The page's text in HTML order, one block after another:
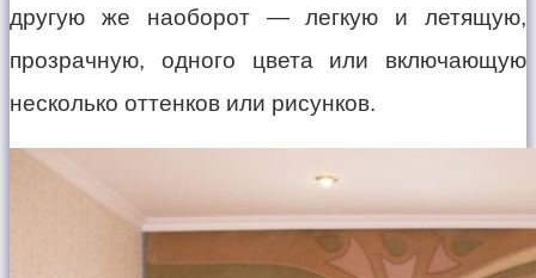
другую же наоборот — легкую и летящую,
прозрачную, одного цвета или включающую
несколько оттенков или рисунков.